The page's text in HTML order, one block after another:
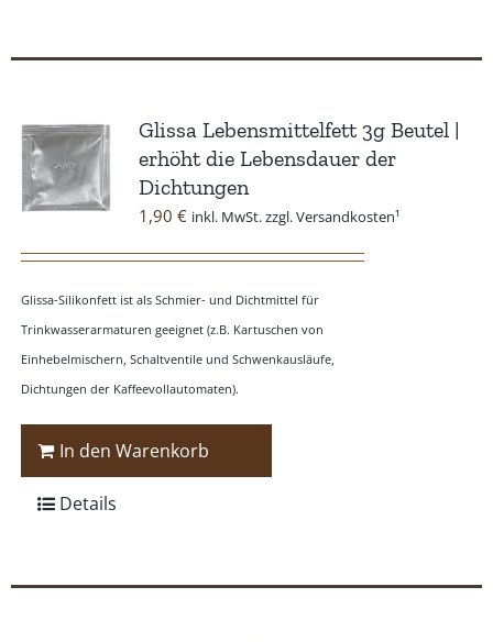
Glissa Lebensmittelfett 3g Beutel |
erhöht die Lebensdauer der
Dichtungen
1,90 € inkl. MwSt. zzgl. Versandkosten¹
Glissa-Silikonfett ist als Schmier- und Dichtmittel für
Trinkwasserarmaturen geeignet (z.B. Kartuschen von
Einhebelmischern, Schaltventile und Schwenkausläufe,
Dichtungen der Kaffeevollautomaten).
In den Warenkorb
Details